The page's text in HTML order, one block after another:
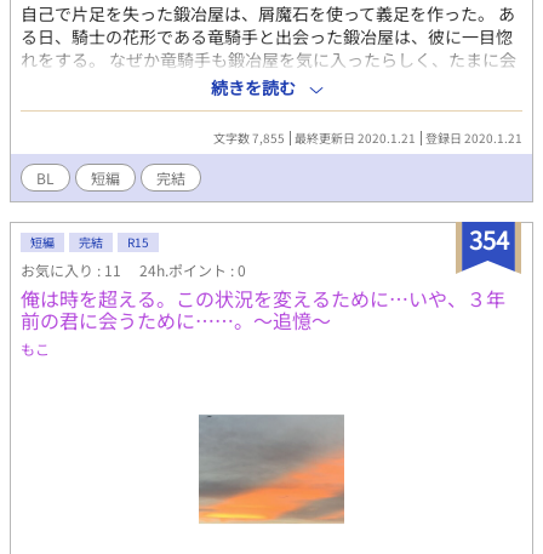
自己で片足を失った鍛冶屋は、屑魔石を使って義足を作った。 あ
る日、騎士の花形である竜騎手と出会った鍛冶屋は、彼に一目惚
れをする。 なぜか竜騎手も鍛冶屋を気に入ったらしく、たまに会
いに来ては身体を重ねた。 急に顔を見せなくなった竜騎手に、鍛
冶屋は自分に飽きたのだろうとあきらめる。 はなから、立場も身
分も違う世界の人間だったのだ。 ところが年に一度のパレードの
日、鍛冶屋のよく知る竜騎手の姿はなかった。 ハッピーエンドで
すが、身体欠損の表現があります。苦手な方は、お気をつけくだ
さい。 2019年10月にJ-Gardensで無料配布した冊子でした。
続きを読む
文字数 7,855 最終更新日 2020.1.21 登録日 2020.1.21
BL 短編 完結
354
短編 完結 R15
お気に入り : 11 24h.ポイント : 0
俺は時を超える。この状況を変えるために…いや、３年
前の君に会うために……。～追憶〜
もこ